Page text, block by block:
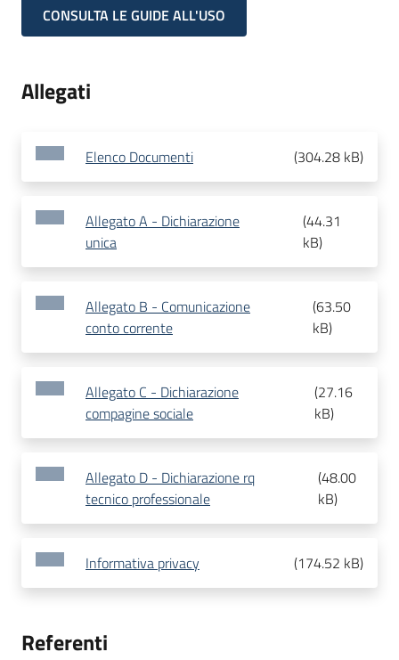
CONSULTA LE GUIDE ALL'USO
Allegati
Elenco Documenti (304.28 kB)
Allegato A - Dichiarazione
unica
(44.31
kB)
Allegato B - Comunicazione
conto corrente
(63.50
kB)
Allegato C - Dichiarazione
compagine sociale
(27.16
kB)
Allegato D - Dichiarazione rq
tecnico professionale
(48.00
kB)
Informativa privacy (174.52 kB)
Referenti